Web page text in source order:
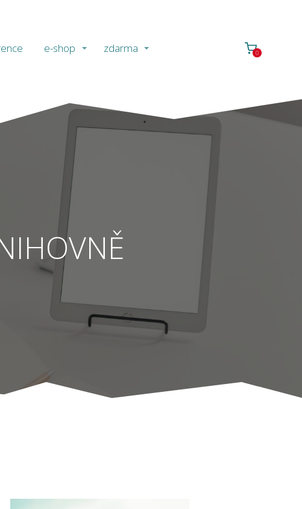
e-shop zdarma 0